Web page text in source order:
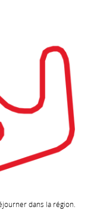
dans la région.